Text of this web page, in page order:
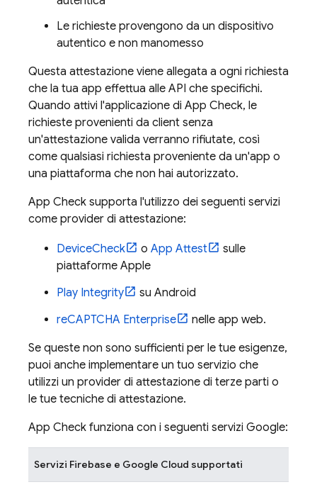
Le richieste provengono da un dispositivo
autentico e non manomesso
Questa attestazione viene allegata a ogni richiesta
che la tua app effettua alle API che specifichi.
Quando attivi l'applicazione di App Check, le
richieste provenienti da client senza
un'attestazione valida verranno rifiutate, così
come qualsiasi richiesta proveniente da un'app o
una piattaforma che non hai autorizzato.
App Check supporta l'utilizzo dei seguenti servizi
come provider di attestazione:
DeviceCheck o App Attest
sulle
piattaforme Apple
Play Integrity
su Android
reCAPTCHA Enterprise
nelle app web.
Se queste non sono sufficienti per le tue esigenze,
puoi anche implementare un tuo servizio che
utilizzi un provider di attestazione di terze parti o
le tue tecniche di attestazione.
App Check funziona con i seguenti servizi Google:
Servizi Firebase e Google Cloud supportati